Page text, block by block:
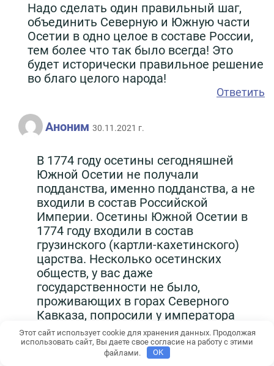
Надо сделать один правильный шаг,
объединить Северную и Южную части
Осетии в одно целое в составе России,
тем более что так было всегда! Это
будет исторически правильное решение
во благо целого народа!
Ответить
Аноним 30.11.2021 г.
В 1774 году осетины сегодняшней
Южной Осетии не получали
подданства, именно подданства, а не
входили в состав Российской
Империи. Осетины Южной Осетии в
1774 году входили в состав
грузинского (картли-кахетинского)
царства. Несколько осетинских
обществ, у вас даже
государственности не было,
проживающих в горах Северного
Кавказа, попросили у императора
Российской Империи подданства,
переселения на равнинные земли
Малой Кабарды и защиты от набегов
Этот сайт использует cookie для хранения данных. Продолжая
использовать сайт, Вы даете свое согласие на работу с этими
файлами.
OK